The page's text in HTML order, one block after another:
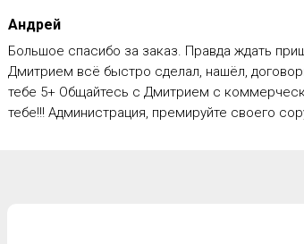
Андрей
Большое спасибо за заказ. Правда ждать
Дмитрием всё быстро сделал, нашёл,
тебе 5+ Общайтесь с Дмитрием с
тебе!!! Администрация, премируйте своего